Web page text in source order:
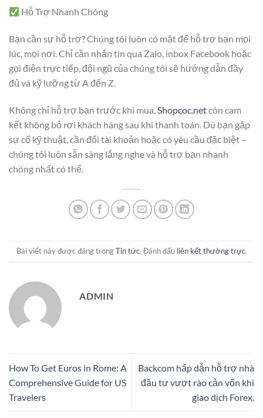
Hỗ Trợ Nhanh Chóng
Bạn cần sự hỗ trợ? Chúng tôi luôn có mặt để hỗ trợ bạn mọi
lúc, mọi nơi. Chỉ cần nhắn tin qua Zalo, inbox Facebook hoặc
gọi điện trực tiếp, đội ngũ của chúng tôi sẽ hướng dẫn đầy
đủ và kỹ lưỡng từ A đến Z.
Không chỉ hỗ trợ bạn trước khi mua,Shopcoc.netcòn cam
kết không bỏ rơi khách hàng sau khi thanh toán. Dù bạn gặp
sự cố kỹ thuật, cần đổi tài khoản hoặc có yêu cầu đặc biệt –
chúng tôi luôn sẵn sàng lắng nghe và hỗ trợ bạn nhanh
chóng nhất có thể.
Bài viết này được đăng trongTin tức. Đánh dấu liên kết thường trực.
ADMIN
How To Get Euros in Rome: A
Comprehensive Guide for US
Travelers
Backcom hấp dẫn hỗ trợ nhà
đầu tư vượt rào cản vốn khi
giao dịch Forex.